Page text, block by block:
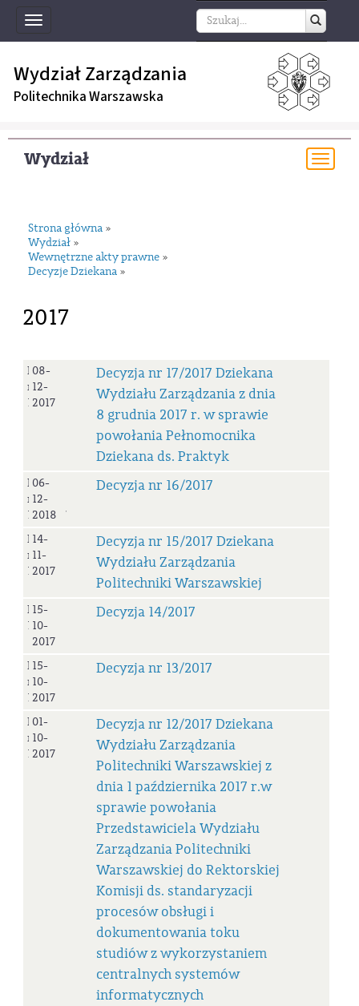
Toggle
navigation
Wydział Zarządzania
Politechnika Warszawska
Wydział
Strona główna »
Wydział »
Wewnętrzne akty prawne »
Decyzje Dziekana »
2017
Decyzja
nr
17/2017
08-
12-
2017
Decyzja nr 17/2017 Dziekana
Wydziału Zarządzania z dnia
8 grudnia 2017 r. w sprawie
powołania Pełnomocnika
Dziekana ds. Praktyk
Decyzja
nr
16/2017
06-
12-
2018
Decyzja nr 16/2017
Decyzja
nr
15/2017
14-
11-
2017
Decyzja nr 15/2017 Dziekana
Wydziału Zarządzania
Politechniki Warszawskiej
Decyzja
14/2017
15-
10-
2017
Decyzja 14/2017
Decyzja
nr
13/2017
15-
10-
2017
Decyzja nr 13/2017
Decyzja
nr
12/2017
01-
10-
2017
Decyzja nr 12/2017 Dziekana
Wydziału Zarządzania
Politechniki Warszawskiej z
dnia 1 października 2017 r.w
sprawie powołania
Przedstawiciela Wydziału
Zarządzania Politechniki
Warszawskiej do Rektorskiej
Komisji ds. standaryzacji
procesów obsługi i
dokumentowania toku
studiów z wykorzystaniem
centralnych systemów
informatycznych